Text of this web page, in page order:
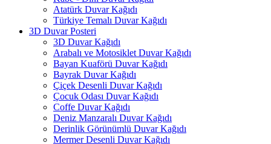
Atatürk Duvar Kağıdı
Türkiye Temalı Duvar Kağıdı
3D Duvar Posteri
3D Duvar Kağıdı
Arabalı ve Motosiklet Duvar Kağıdı
Bayan Kuaförü Duvar Kağıdı
Bayrak Duvar Kağıdı
Çiçek Desenli Duvar Kağıdı
Çocuk Odası Duvar Kağıdı
Coffe Duvar Kağıdı
Deniz Manzaralı Duvar Kağıdı
Derinlik Görünümlü Duvar Kağıdı
Mermer Desenli Duvar Kağıdı